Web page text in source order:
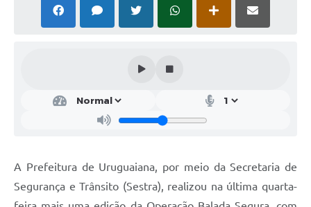
ITBI Online
SIM - Serviço de Inspeção Municipal
A Prefeitura de Uruguaiana, por meio da Secretaria de
Segurança e Trânsito (Sestra), realizou na última quarta-